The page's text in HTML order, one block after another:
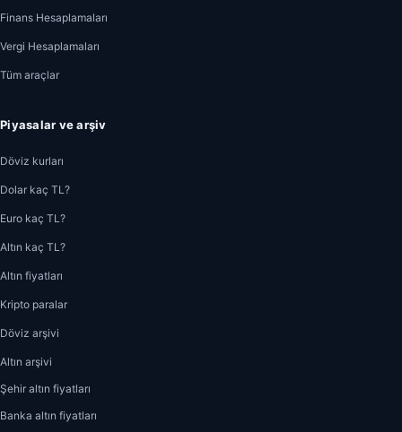
Finans Hesaplamaları
Vergi Hesaplamaları
Tüm araçlar
Piyasalar ve arşiv
Döviz kurları
Dolar kaç TL?
Euro kaç TL?
Altın kaç TL?
Altın fiyatları
Kripto paralar
Döviz arşivi
Altın arşivi
Şehir altın fiyatları
Banka altın fiyatları